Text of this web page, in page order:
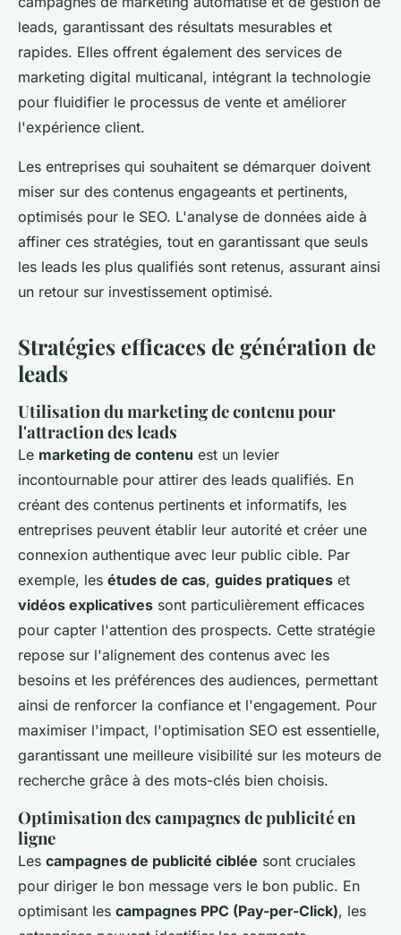
leads, garantissant des résultats mesurables et
rapides. Elles offrent également des services de
marketing digital multicanal, intégrant la technologie
pour fluidifier le processus de vente et améliorer
l'expérience client.
Les entreprises qui souhaitent se démarquer doivent
miser sur des contenus engageants et pertinents,
optimisés pour le SEO. L'analyse de données aide à
affiner ces stratégies, tout en garantissant que seuls
les leads les plus qualifiés sont retenus, assurant ainsi
un retour sur investissement optimisé.
Stratégies efficaces de génération de
leads
Utilisation du marketing de contenu pour
l'attraction des leads
Le marketing de contenu est un levier
incontournable pour attirer des leads qualifiés. En
créant des contenus pertinents et informatifs, les
entreprises peuvent établir leur autorité et créer une
connexion authentique avec leur public cible. Par
exemple, les études de cas, guides pratiques et
vidéos explicatives sont particulièrement efficaces
pour capter l'attention des prospects. Cette stratégie
repose sur l'alignement des contenus avec les
besoins et les préférences des audiences, permettant
ainsi de renforcer la confiance et l'engagement. Pour
maximiser l'impact, l'optimisation SEO est essentielle,
garantissant une meilleure visibilité sur les moteurs de
recherche grâce à des mots-clés bien choisis.
Optimisation des campagnes de publicité en
ligne
Les campagnes de publicité ciblée sont cruciales
pour diriger le bon message vers le bon public. En
optimisant les campagnes PPC (Pay-per-Click), les